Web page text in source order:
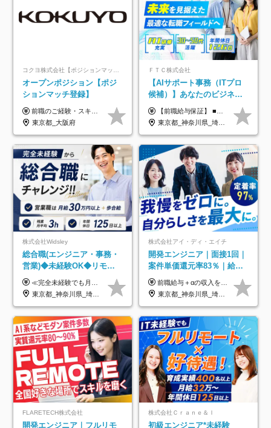
コクヨ株式会社【ポジションマッチ登録】
オープンポジション【ポジ
ションマッチ登録】
前職のご経験・スキル等を考慮して決定します。
東京都_大阪府
ＦＴＣ株式会社
【AIサポート事務（ITプロ
候補）】あなたのビジネス
経験をAI業界で活かす◆IT
未経験OK◆目指せるコンサ
ル
【前職給与保証】 ■未経験者： 月給30万円～35万円 ■ローキャリア（経験目安1年程度）： 月給35万円～40万円 ■経験者（経験目安3年以上）： 月給40万円～60万円 ■即戦力（経験目安5年以上）： 月給45万円～80万円 ※上記金額には固定残業代30時間分 【未経験者5万5000円～7万3000円、 ローキャリア6万4000円～7万3000円、 経験者5万8000円～10万9000円、 即戦力8万2000円～14万5000円】を含みます。 ※30時間を超える場合は追加で全額支給します。 ※経験・能力・前職給与などを総合的に評価したうえでご納得いただけるよう個別決定。 未経験者の場合、前職給与とポテンシャルを査定のうえ決定いたします。 ※日本国内でのIT業界経験、または同等の実務経験と能力に応じて決定します。 ※前職給与は日本円かつ、日本国内での実績に基づき評価します。 【納得の評価システム】 ★クォーター毎に査定する評価制度導入！ 明確な評価基準で翌年度年収を上げましょう！ ★評価対象期間に在籍中のほとんどの社員が昇給し 年収アップを実現しています！ ★様々なインセンティブ制度を用意し多角的に正当評価しています！ ※試用期間6カ月（期間中の待遇等に差異なし）
東京都_神奈川県_埼玉県_千葉県
株式会社Widsley
総合職(エンジニア・事務・
営業)◆未経験OK◆リモー
トあり◆残業月3h◆服装髪
型自由
≪完全未経験でも月給40万円以上も可能です！≫ -------------- 【1】ITエンジニア 月給26万円～50万円＋プロジェクト手当＋資格手当 【2】IT事務、営業事務 月給26万円～50万円＋プロジェクト手当＋資格手当 ≪【1】【2】共通≫ ★上記給与には固定残業代20時間分(月3万719円～)を含みます。残業が超過した場合は、追加支給します(残業は月平均3時間とほぼ発生しません。残業がなくても、固定残業代は支給されます) ★試用期間6ヵ月あり（期間中は月給23万1000円～。固定残業代20時間分3万719円～を含む／超過分は別途支給） -------------- 【3】SES営業、SaaS営業 月給30万円以上＋インセンティブ＋各種手当 ★上記給与には固定残業代45時間分(月7万6967円～)を含みます。残業が超過した場合は、追加支給します(残業は月平均3時間とほぼ発生しません。残業がなくても、固定残業代は支給されます) ★試用期間6ヵ月あり(期間中も給与や福利厚生は同じです)
東京都_神奈川県_埼玉県_千葉県_大阪府_愛知県_北海道_青森県_岩手県_宮城県_秋田県_山形県_福島県_茨城県_栃木県_群馬県_新潟県_山梨県_長野県_富山県_石川県_福井県_静岡県_岐阜県_三重県_兵庫県_京都府_滋賀県_奈良県_和歌山県_広島県_岡山県_鳥取県_島根県_山口県_徳島県_香川県_愛媛県_高知県_福岡県_熊本県_佐賀県_長崎県_大分県_宮崎県_鹿児島県_沖縄県
株式会社アイ・ディ・エイチ
開発エンジニア｜面接1回｜
案件単価還元率83％｜給与
UP保証｜年休140日｜在宅
利用率9割｜独立支援・副業
制度
前職給与＋αの収入を保証 月給42万円～120万円＋各種手当＋賞与 給与基準が明確かつ高還元です。 一人ひとりが安定した環境のもと、長く活躍できる職場を目指しています。 ※平均年収650万円 ・還元率83％ ・各種手当について 職能手当／職務手当／資格手当／営業手当 など ※前職での経験・能力、給与などを考慮の上、当社規定により優遇いたします ※試用期間あり（3ヶ月／期間中の条件に変動はありません） ※上記金額には固定残業代（78,948円～225,564円/月30時間分）を含みます 超過分は別途全額支給いたします ・年収UPを保証 過去には転職時に〈年収200万円UP〉したエンジニアも在籍しています。入社時だけでなく、入社後も安心の給与水準で働ける環境です。キャリアや技術力が正当に評価されていないと感じていたら、一度面接でお話ししましょう！ 当社では管理職の人数は最低限にし、無駄な管理をしません。その費用削減分を社員の給与に還元しています！
東京都_神奈川県_埼玉県_千葉県_大阪府_愛知県_北海道_青森県_岩手県_宮城県_秋田県_山形県_福島県_茨城県_栃木県_群馬県_新潟県_山梨県_長野県_富山県_石川県_福井県_静岡県_岐阜県_三重県_兵庫県_京都府_滋賀県_奈良県_和歌山県_広島県_岡山県_鳥取県_島根県_山口県_徳島県_香川県_愛媛県_高知県_福岡県_熊本県_佐賀県_長崎県_大分県_宮崎県_鹿児島県_沖縄県
FLARETECH株式会社
開発エンジニア｜フルリモ
株式会社Ｃｒａｎｅ＆Ｉ
初級エンジニア*未経験